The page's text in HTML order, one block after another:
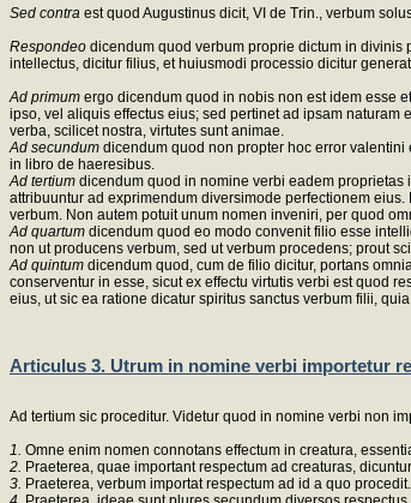
Sed contra est quod Augustinus dicit, VI de Trin., verbum
Respondeo dicendum quod verbum proprie dictum in
intellectus, dicitur filius, et huiusmodi processio dicitur
Ad primum ergo dicendum quod in nobis non est idem esse
ipso, vel aliquis effectus eius; sed pertinet ad ipsam
verba, scilicet nostra, virtutes sunt animae.
Ad secundum dicendum quod non propter hoc error
in libro de haeresibus.
Ad tertium dicendum quod in nomine verbi eadem
attribuuntur ad exprimendum diversimode perfectionem
verbum. Non autem potuit unum nomen inveniri, per quod
Ad quartum dicendum quod eo modo convenit filio esse
non ut producens verbum, sed ut verbum procedens; prout
Ad quintum dicendum quod, cum de filio dicitur, portans
conserventur in esse, sicut ex effectu virtutis verbi est quod
eius, ut sic ea ratione dicatur spiritus sanctus verbum filii,
Articulus 3. Utrum in nomine verbi importetur
Ad tertium sic proceditur. Videtur quod in nomine verbi non
1. Omne enim nomen connotans effectum in creatura,
2. Praeterea, quae important respectum ad creaturas,
3. Praeterea, verbum importat respectum ad id a quo